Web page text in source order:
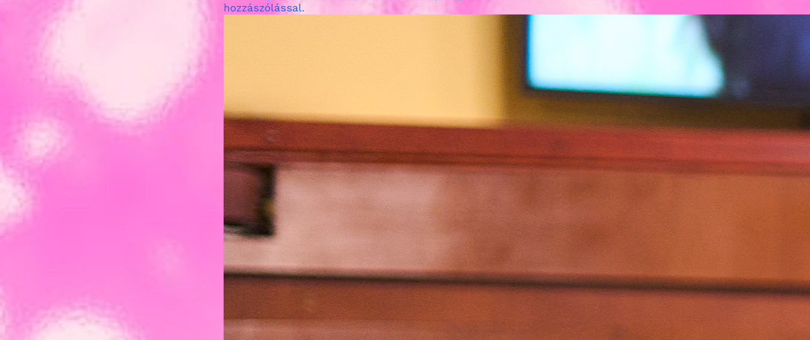
hozzászólással.